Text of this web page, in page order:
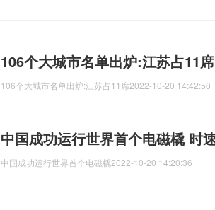
106个大城市名单出炉:江苏占11
106个大城市名单出炉:江苏占11席2022-10-20 14:42:50
中国成功运行世界首个电磁橇 时
中国成功运行世界首个电磁橇2022-10-20 14:20:36